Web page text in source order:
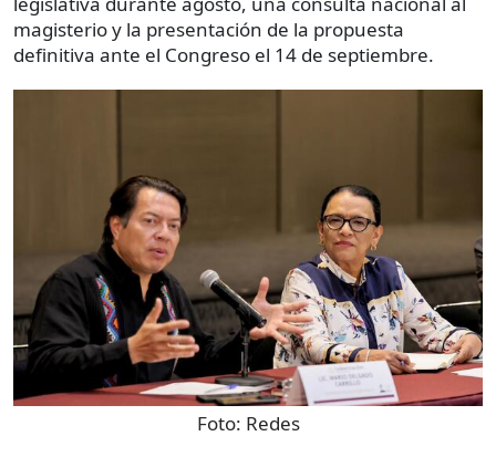
magisterio y la presentación de la propuesta
definitiva ante el Congreso el 14 de septiembre.
Foto: Redes